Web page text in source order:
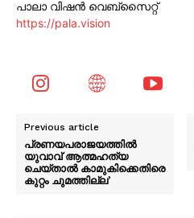
പാലാ വിഷൻ വെബ്സൈറ്റ്
https://pala.vision
Previous article
പ്രണയപരാജയത്തിൽ
യുവാവ് ആത്മഹത്യ
ചെയ്താൽ കാമുകിക്കെതിരെ
കുറ്റം ചുമത്തില്ല’